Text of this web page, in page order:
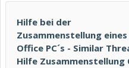
Hilfe bei der
Zusammenstellung eines
Office PC´s - Similar
Hilfe Zusammenstellung